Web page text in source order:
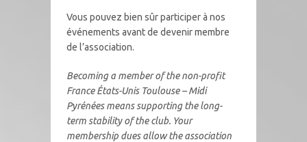
Vous pouvez bien sûr participer à nos
événements avant de devenir membre
de l’association.
Becoming a member of the non-profit
France États-Unis Toulouse – Midi
Pyrénées means supporting the long-
term stability of the club. Your
membership dues allow the association